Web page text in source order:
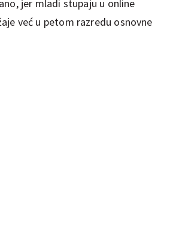
jer mladi stupaju u online
već u petom razredu osnovne